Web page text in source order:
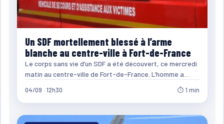
Un SDF mortellement blessé à l’arme
blanche au centre-ville à Fort-de-France
Le corps sans vie d’un SDF a été découvert, ce mercredi
matin au centre-ville de Fort-de-France. L’homme a…
04/09 · 12h30 ⏱ 1 min